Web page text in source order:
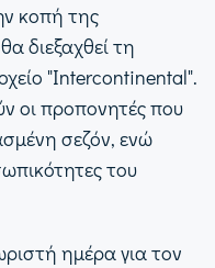
κοπή της
διεξαχθεί τη
"Intercontinental".
οι προπονητές που
σεζόν, ενώ
του
ημέρα για τον